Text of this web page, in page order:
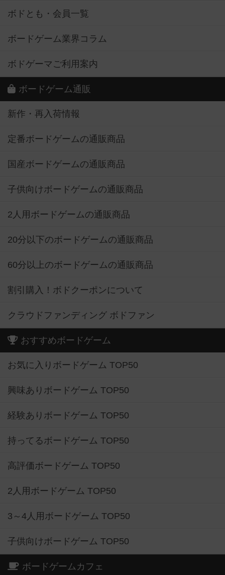
ボドとも・会員一覧
ボードゲーム業界コラム
ボドゲーマご利用案内
ボードゲーム通販
新作・再入荷情報
定番ボードゲームの通販商品
国産ボードゲームの通販商品
子供向けボードゲームの通販商品
2人用ボードゲームの通販商品
20分以下のボードゲームの通販商品
60分以上のボードゲームの通販商品
割引購入！ボドクーポンについて
クラウドファンディング ボドファン
おすすめボードゲーム
お気に入りボードゲーム TOP50
興味ありボードゲーム TOP50
経験ありボードゲーム TOP50
持ってるボードゲーム TOP50
高評価ボードゲーム TOP50
2人用ボードゲーム TOP50
3～4人用ボードゲーム TOP50
子供向けボードゲーム TOP50
ボードゲームカフェ